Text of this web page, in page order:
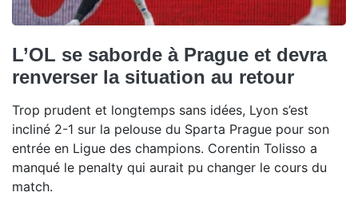
L’OL se saborde à Prague et devra
renverser la situation au retour
Trop prudent et longtemps sans idées, Lyon s’est
incliné 2-1 sur la pelouse du Sparta Prague pour son
entrée en Ligue des champions. Corentin Tolisso a
manqué le penalty qui aurait pu changer le cours du
match.